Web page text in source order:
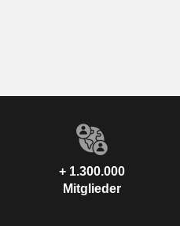
+ 1.300.000
Mitglieder